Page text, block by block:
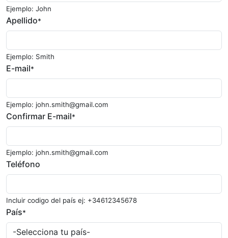
Ejemplo: John
Apellido*
Ejemplo: Smith
E-mail*
Ejemplo: john.smith@gmail.com
Confirmar E-mail*
Ejemplo: john.smith@gmail.com
Teléfono
Incluir codigo del país ej: +34612345678
País*